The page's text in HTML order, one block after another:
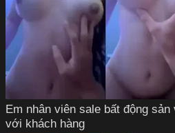
Em nhân viên sale bất động
với khách hàng